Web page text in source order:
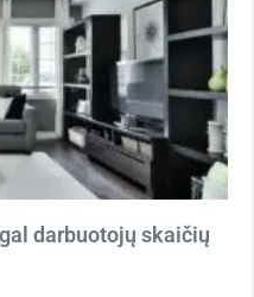
darbuotojų skaičių